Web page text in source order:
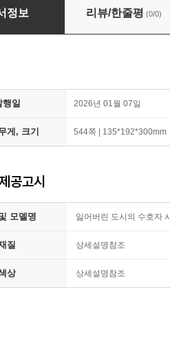
시의 수호자 시리즈 (1~7부)세트-
정보 리뷰/한줄평 (0/0)
행일 2026년 01월 07일
게, 크기 544쪽 | 135*192*300mm
공고시
모델명 잃어버린 도시의 수호자
질 상세설명참조
상 상세설명참조